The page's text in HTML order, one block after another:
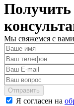
Получить
Мы свяжемся с
Отправить
Я согласен на